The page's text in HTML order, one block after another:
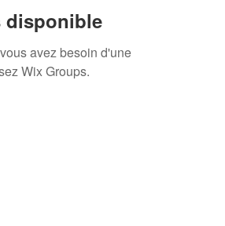
disponible
avez besoin d'une
Wix Groups.